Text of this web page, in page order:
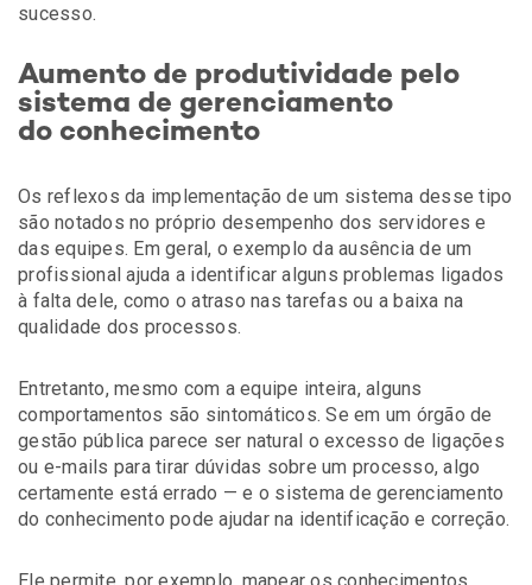
sucesso.
Aumento de produtividade pelo
sistema de gerenciamento
do conhecimento
Os reflexos da implementação de um sistema desse tipo
são notados no próprio desempenho dos servidores e
das equipes. Em geral, o exemplo da ausência de um
profissional ajuda a identificar alguns problemas ligados
à falta dele, como o atraso nas tarefas ou a baixa na
qualidade dos processos.
Entretanto, mesmo com a equipe inteira, alguns
comportamentos são sintomáticos. Se em um órgão de
gestão pública parece ser natural o excesso de ligações
ou e-mails para tirar dúvidas sobre um processo, algo
certamente está errado — e o sistema de gerenciamento
do conhecimento pode ajudar na identificação e correção.